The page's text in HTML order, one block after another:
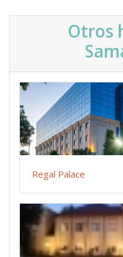
Otros
Regal Palace